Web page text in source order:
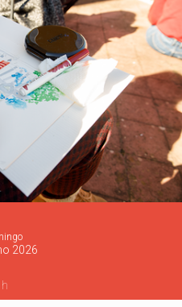
2026
h